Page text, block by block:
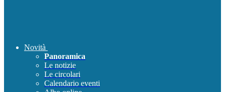
Novità
Panoramica
Le notizie
Le circolari
Calendario eventi